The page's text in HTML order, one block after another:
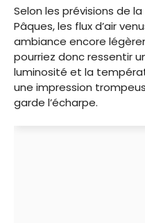
Selon les prévisions de
Pâques, les flux d’air
ambiance encore
pourriez donc ressentir
luminosité et la
une impression
garde l’écharpe.